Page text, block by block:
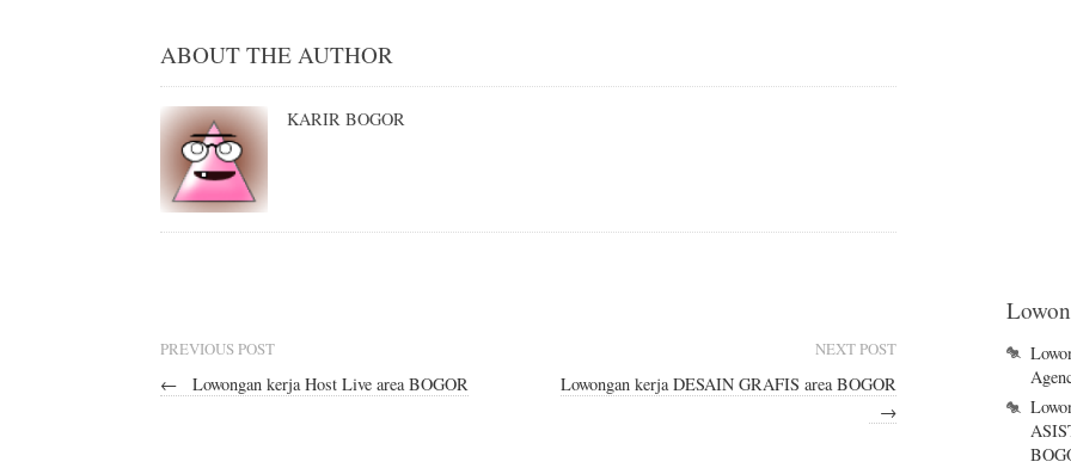
ABOUT THE AUTHOR
KARIR BOGOR
PREVIOUS POST
← Lowongan kerja Host Live area BOGOR
NEXT POST
Lowongan kerja DESAIN GRAFIS area BOGOR
→